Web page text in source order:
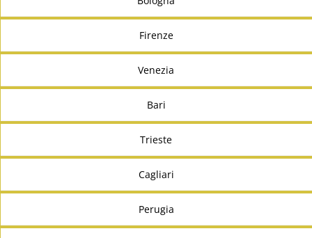
Firenze
Venezia
Bari
Trieste
Cagliari
Perugia